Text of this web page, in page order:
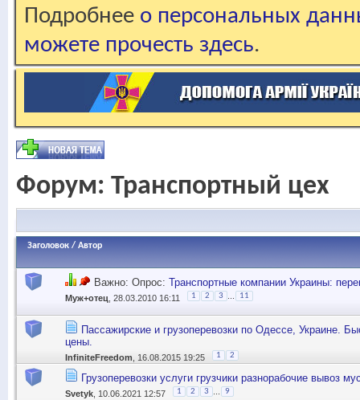
Подробнее о персональных
можете прочесть здесь.
Форум: Транспортный цех
Заголовок / Автор
Важно: Опрос: Транспортные компании Украины:
Муж+отец , 28.03.2010 16:11 1 2 3 11
Пассажирские и грузоперевозки по Одессе, Украине.
цены.
InfiniteFreedom , 16.08.2015 19:25 1 2
Грузоперевозки услуги грузчики разнорабочие вывоз
Svetyk , 10.06.2021 12:57 1 2 3 9